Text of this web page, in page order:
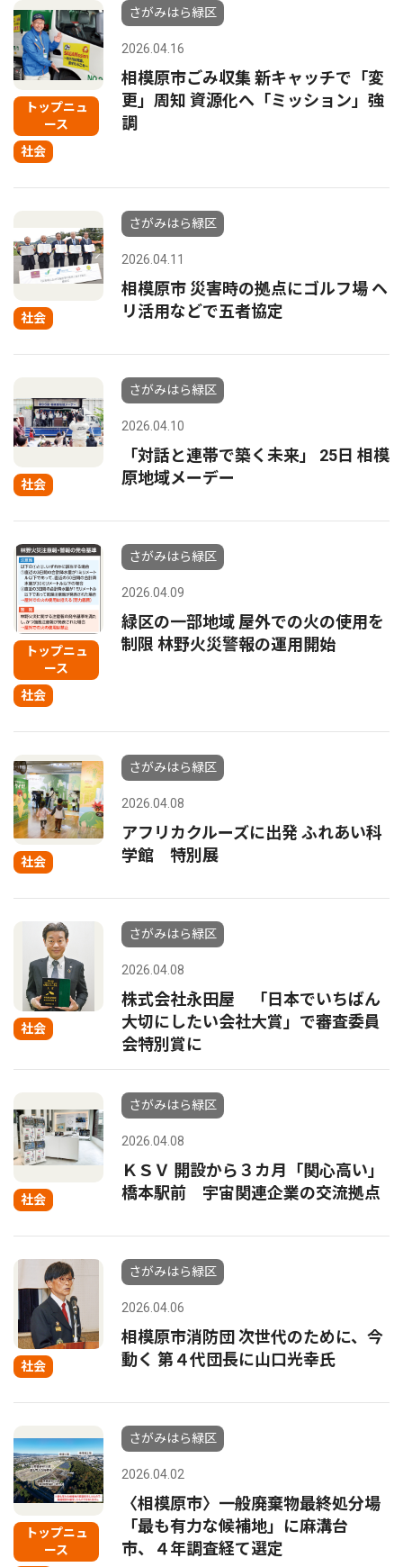
トップニュ
ース
社会
さがみはら緑区
2026.04.16
相模原市ごみ収集 新キャッチで「変
更」周知 資源化へ「ミッション」強
調
社会
さがみはら緑区
2026.04.11
相模原市 災害時の拠点にゴルフ場 ヘ
リ活用などで五者協定
社会
さがみはら緑区
2026.04.10
「対話と連帯で築く未来」 25日 相模
原地域メーデー
トップニュ
ース
社会
さがみはら緑区
2026.04.09
緑区の一部地域 屋外での火の使用を
制限 林野火災警報の運用開始
社会
さがみはら緑区
2026.04.08
アフリカクルーズに出発 ふれあい科
学館 特別展
社会
さがみはら緑区
2026.04.08
株式会社永田屋 「日本でいちばん
大切にしたい会社大賞」で審査委員
会特別賞に
社会
さがみはら緑区
2026.04.08
ＫＳＶ 開設から３カ月「関心高い」
橋本駅前 宇宙関連企業の交流拠点
社会
さがみはら緑区
2026.04.06
相模原市消防団 次世代のために、今
動く 第４代団長に山口光幸氏
トップニュ
ース
さがみはら緑区
2026.04.02
〈相模原市〉一般廃棄物最終処分場
「最も有力な候補地」に麻溝台
市、４年調査経て選定